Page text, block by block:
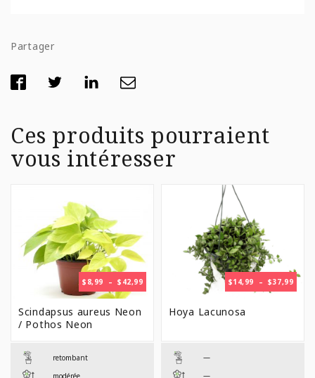
Partager
Ces produits pourraient
vous intéresser
$ 8,99 – $ 42,99PLAGE
DE
Scindapsus aureus Neon
/ Pothos Neon
retombant
modérée
$14,99 – $37,99
DE
Hoya Lacunosa
—
—